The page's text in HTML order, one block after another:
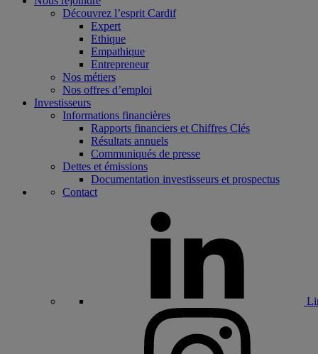
Découvrez l’esprit Cardif
Expert
Ethique
Empathique
Entrepreneur
Nos métiers
Nos offres d’emploi
Investisseurs
Informations financières
Rapports financiers et Chiffres Clés
Résultats annuels
Communiqués de presse
Dettes et émissions
Documentation investisseurs et prospectus
Contact